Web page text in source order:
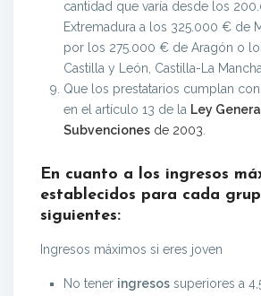
cantidad que varía desde los
Extremadura a los 325.000 € de
por los 275.000 € de Aragón o
Castilla y León, Castilla-La
Que los prestatarios cumplan
en el artículo 13 de la Ley
Subvenciones de 2003.
En cuanto a los ingresos
establecidos para cada
siguientes:
Ingresos máximos si eres joven
No tener ingresos superiores a